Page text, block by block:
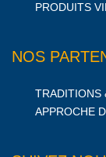
PRODUITS
NOS
TRADITIONS
APPROCHE